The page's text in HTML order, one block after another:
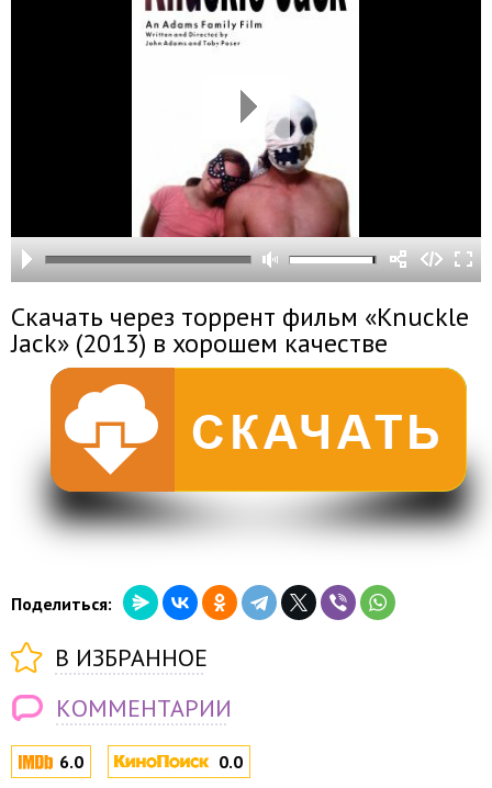
6.0 0.0
Скачать через торрент фильм «Knuckle
Jack» (2013) в хорошем качестве
Поделиться:
В ИЗБРАННОЕ
КОММЕНТАРИИ